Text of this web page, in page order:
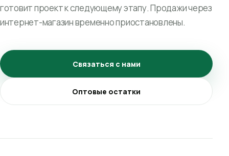
готовит проект к следующему этапу. Продажи через
интернет-магазин временно приостановлены.
Связаться с нами
Оптовые остатки